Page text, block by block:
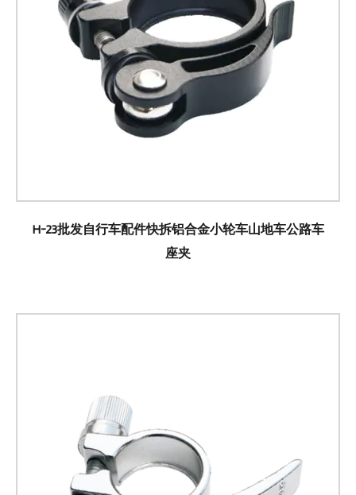
H-23批发自行车配件快拆铝合金小轮车山地车公路车
座夹